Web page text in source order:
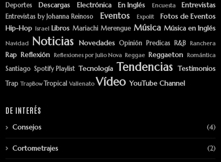
Deportes
Descargas Electrónica En Inglés Encuesta Entrevistas
Entrevistas by Johanna Reinoso Eventos Expolit
Fotos de Eventos
Hip-Hop Israel Libros Mariachi Merengue Música Música en Inglés
Navidad Noticias Novedades Opinión Predicas R&B Ranchera
Rap Reflexión Reflexiones por Julio Nova Reggae Reggaeton Romántica
Santiago Spotify Playlist Tecnología Tendencias Testimonios
Trap TrapBow Tropical Vallenato Vídeo YouTube Channel
DE INTERÉS
Consejos (4)
Cortometrajes (2)